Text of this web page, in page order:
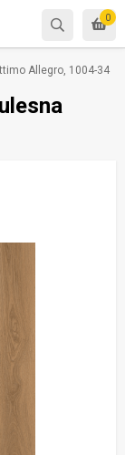
0
Allegro, 1004-34